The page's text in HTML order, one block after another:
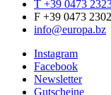
T +39 0473
F +39 0473
info@europa.bz
Instagram
Facebook
Newsletter
Gutscheine